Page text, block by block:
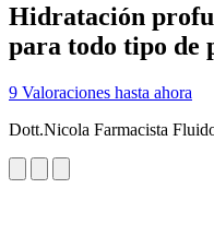
Hidratación
para todo tipo de
9 Valoraciones hasta ahora
Dott.Nicola Farmacista